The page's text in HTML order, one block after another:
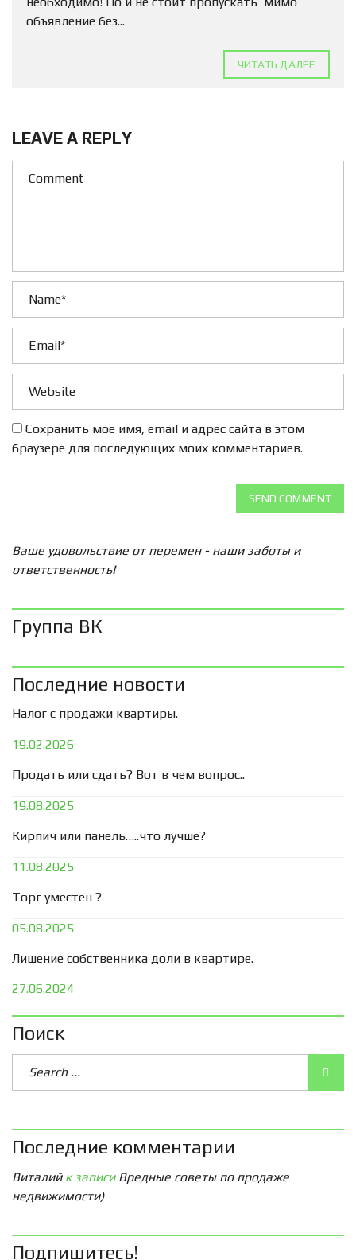
объявление без...
ЧИТАТЬ ДАЛЕЕ
LEAVE A REPLY
Сохранить моё имя, email и адрес сайта в этом
браузере для последующих моих комментариев.
SEND COMMENT
Ваше удовольствие от перемен - наши заботы и
ответственность!
Группа ВК
Последние новости
Налог с продажи квартиры.
19.02.2026
Продать или сдать? Вот в чем вопрос..
19.08.2025
Кирпич или панель…..что лучше?
11.08.2025
Торг уместен ?
05.08.2025
Лишение собственника доли в квартире.
27.06.2024
Поиск
Последние комментарии
Виталийк записи Вредные советы по продаже
недвижимости)
Подпишитесь!